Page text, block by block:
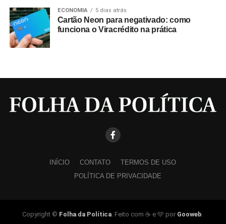
ECONOMIA 5 dias atrás
Cartão Neon para negativado: como
funciona o Viracrédito na prática
INÍCIO CONTATO
TERMOS DE USO
POLÍTICA DE PRIVACIDADE
Copyright © Folha da Política. Feito com ☕ e 🩵 por Gooweb.